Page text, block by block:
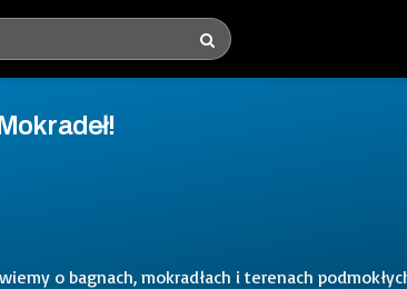
o bagnach, mokradłach i terenach